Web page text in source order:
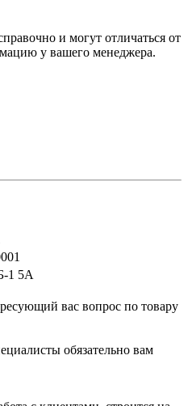
и могут отличаться от
у вашего менеджера.
1 5А
вас вопрос по товару
обязательно вам